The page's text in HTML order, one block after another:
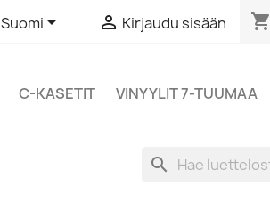
Suomi  Kirjaudu sisään shopping_cart
C-KASETIT VINYYLIT 7-TUUMAA
search